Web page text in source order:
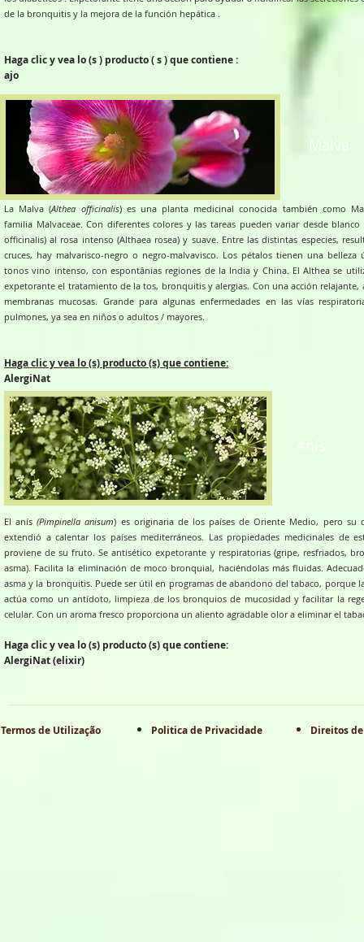
Malva
Anís
de la bronquitis y la mejora de la función hepática .
Haga clic y vea lo (s ) producto ( s ) que contiene :
ajo
El anís(Pimpinella anisum) es originaria de los países de Oriente Medio, pero su
extendió a calentar los países mediterráneos. Las propiedades medicinales de
proviene de su fruto. Se antisético expetorante y respiratorias (gripe, resfriados,
asma). Facilita la eliminación de moco bronquial, haciéndolas más fluidas.
asma y la bronquitis. Puede ser útil en programas de abandono del tabaco, porque
actúa como un antídoto, limpieza de los bronquios de mucosidad y facilitar la
celular. Con un aroma fresco proporciona un aliento agradable olor a eliminar el
Haga clic y vea lo (s) producto (s) que contiene:
AlergiNat (elixir)
La Malva (Althea officinalis) es una planta medicinal conocida también como
familia Malvaceae. Con diferentes colores y las tareas pueden variar desde blanco
officinalis) al rosa intenso (Althaea rosea) y suave. Entre las distintas especies,
cruces, hay malvarisco-negro o negro-malvavisco. Los pétalos tienen una belleza
tonos vino intenso, con espontânias regiones de la India y China. El Althea se
expetorante el tratamiento de la tos, bronquitis y alergias. Con una acción relajante,
membranas mucosas. Grande para algunas enfermedades en las vías
pulmones, ya sea en niños o adultos / mayores.
Haga clic y vea lo (s) producto (s) que contiene:
AlergiNat
Termos de Utilização Politica de Privacidade Direitos